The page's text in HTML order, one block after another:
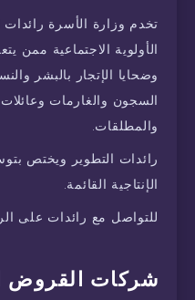
تخدم وزارة الأسرة
الأولوية الاجتماعية ممن
وضحايا الإتجار بالبشر
السجون والغارمات
والمطلقات.
رائدات التطوير ويختص
الإنتاجية القائمة.
للتواصل مع رائدات على الرقم
شركات القروض